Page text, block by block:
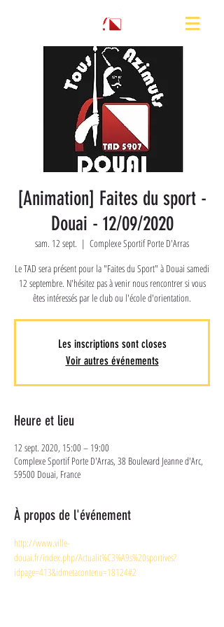
[Animation] Faites du sport -
Douai - 12/09/2020
sam. 12 sept.
  |
Complexe Sportif Porte D'Arras
Le TAD sera présent pour la "Faites du Sport" à Douai samedi
12 septembre. N'hésitez pas à venir nous rencontrer si vous
êtes intéressés par le club ou l'école d'orientation.
Les inscriptions sont closes
Voir autres événements
Heure et lieu
12 sept. 2020, 15:00 – 19:00
Complexe Sportif Porte D'Arras, 38 Boulevard Jeanne d'Arc,
59500 Douai, France
À propos de l'événement
http://www.ville-
douai.fr/index.php/Actualit%C3%A9s%20sportives?
idpage=413&idmetacontenu=18124#2